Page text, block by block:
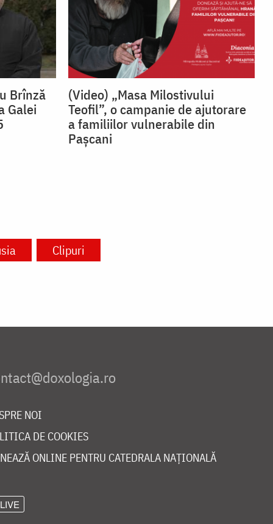
Brînză
Galei
(Video) „Masa Milostivului
Teofil”, o campanie de ajutorare
a familiilor vulnerabile din
Pașcani
Clipuri
NOI
DE COOKIES
ONLINE PENTRU CATEDRALA NAȚIONALĂ
LIVE